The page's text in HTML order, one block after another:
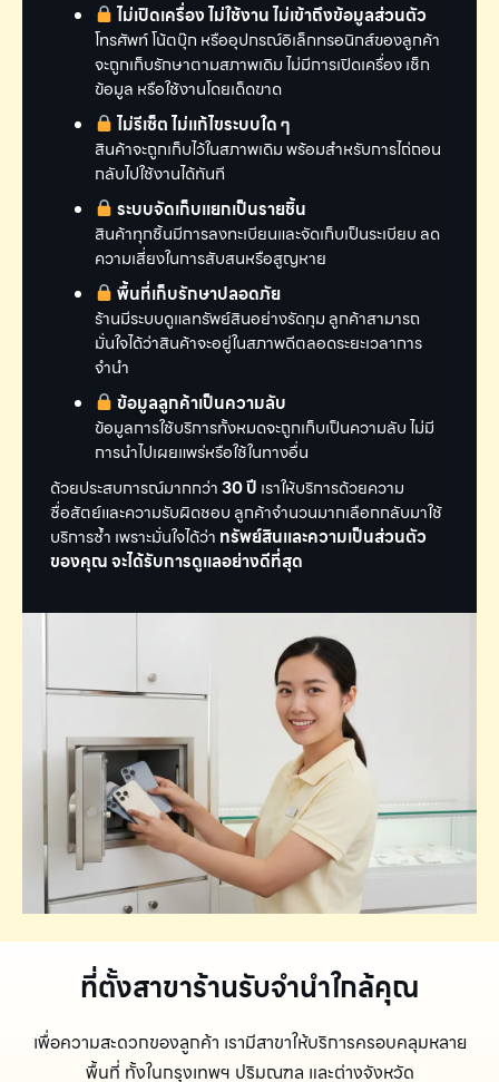
ไม่เปิดเครื่อง ไม่ใช้งาน ไม่เข้าถึงข้อมูลส่วนตัว
โทรศัพท์ โน้ตบุ๊ก หรืออุปกรณ์อิเล็กทรอนิกส์ของลูกค้า
จะถูกเก็บรักษาตามสภาพเดิม ไม่มีการเปิดเครื่อง เช็ก
ข้อมูล หรือใช้งานโดยเด็ดขาด
ไม่รีเซ็ต ไม่แก้ไขระบบใด ๆ
สินค้าจะถูกเก็บไว้ในสภาพเดิม พร้อมสำหรับการไถ่ถอน
กลับไปใช้งานได้ทันที
ระบบจัดเก็บแยกเป็นรายชิ้น
สินค้าทุกชิ้นมีการลงทะเบียนและจัดเก็บเป็นระเบียบ ลด
ความเสี่ยงในการสับสนหรือสูญหาย
พื้นที่เก็บรักษาปลอดภัย
ร้านมีระบบดูแลทรัพย์สินอย่างรัดกุม ลูกค้าสามารถ
มั่นใจได้ว่าสินค้าจะอยู่ในสภาพดีตลอดระยะเวลาการ
จำนำ
ข้อมูลลูกค้าเป็นความลับ
ข้อมูลการใช้บริการทั้งหมดจะถูกเก็บเป็นความลับ ไม่มี
การนำไปเผยแพร่หรือใช้ในทางอื่น
ด้วยประสบการณ์มากกว่า30 ปี เราให้บริการด้วยความ
ซื่อสัตย์และความรับผิดชอบ ลูกค้าจำนวนมากเลือกกลับมาใช้
บริการซ้ำ เพราะมั่นใจได้ว่า ทรัพย์สินและความเป็นส่วนตัว
ของคุณ จะได้รับการดูแลอย่างดีที่สุด
ที่ตั้งสาขาร้านรับจำนำใกล้คุณ
เพื่อความสะดวกของลูกค้า เรามีสาขาให้บริการครอบคลุมหลาย
พื้นที่ ทั้งในกรุงเทพฯ ปริมณฑล และต่างจังหวัด